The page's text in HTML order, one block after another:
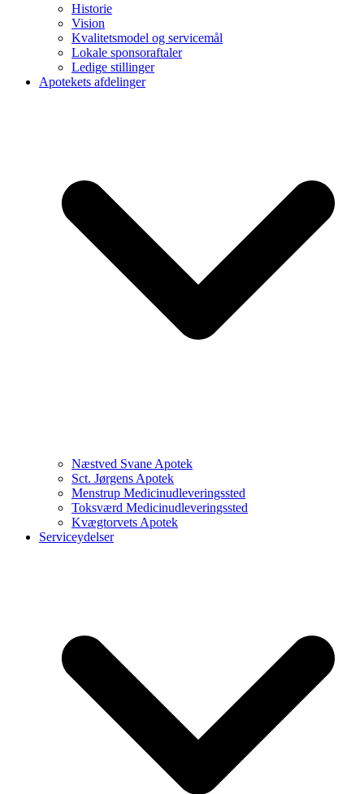
Historie
Vision
Kvalitetsmodel og servicemål
Lokale sponsoraftaler
Ledige stillinger
Apotekets afdelinger
Næstved Svane Apotek
Sct. Jørgens Apotek
Menstrup Medicinudleveringssted
Toksværd Medicinudleveringssted
Kvægtorvets Apotek
Serviceydelser